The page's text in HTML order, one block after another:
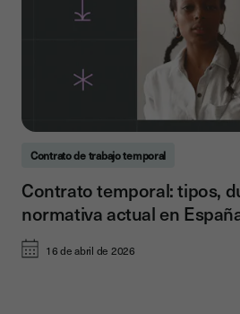
Contrato de trabajo temporal
16 de abril de 2026
Contrato temporal: tipos,
normativa actual en